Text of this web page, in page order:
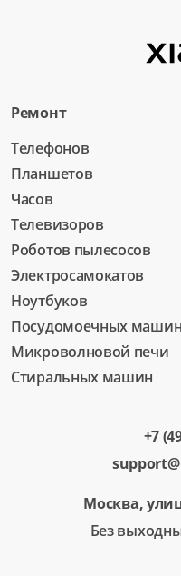
Ремонт
Телефонов
Планшетов
Часов
Телевизоров
Роботов пылесосов
Электросамокатов
Ноутбуков
Посудомоечных машин
Микроволновой печи
Стиральных машин
+7
Москва,
Без